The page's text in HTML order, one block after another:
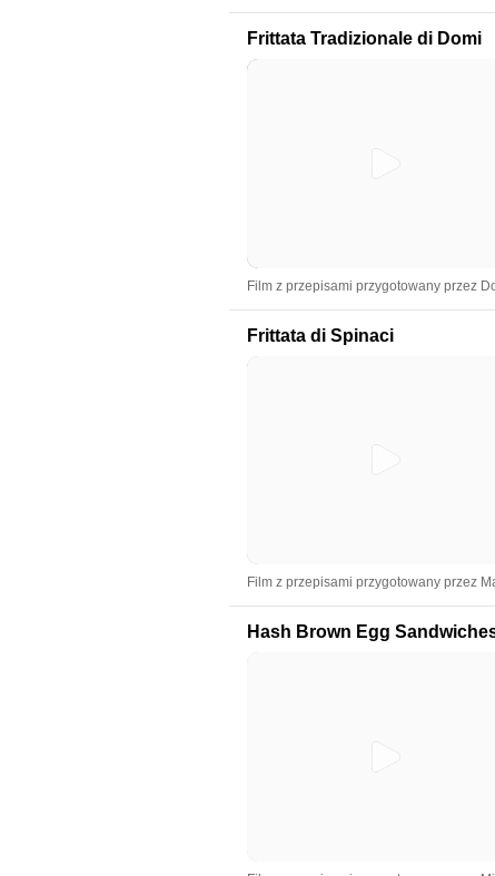
Frittata Tradizionale di Domi
Film z przepisami przygotowany przez
Frittata di Spinaci
Film z przepisami przygotowany przez
Hash Brown Egg